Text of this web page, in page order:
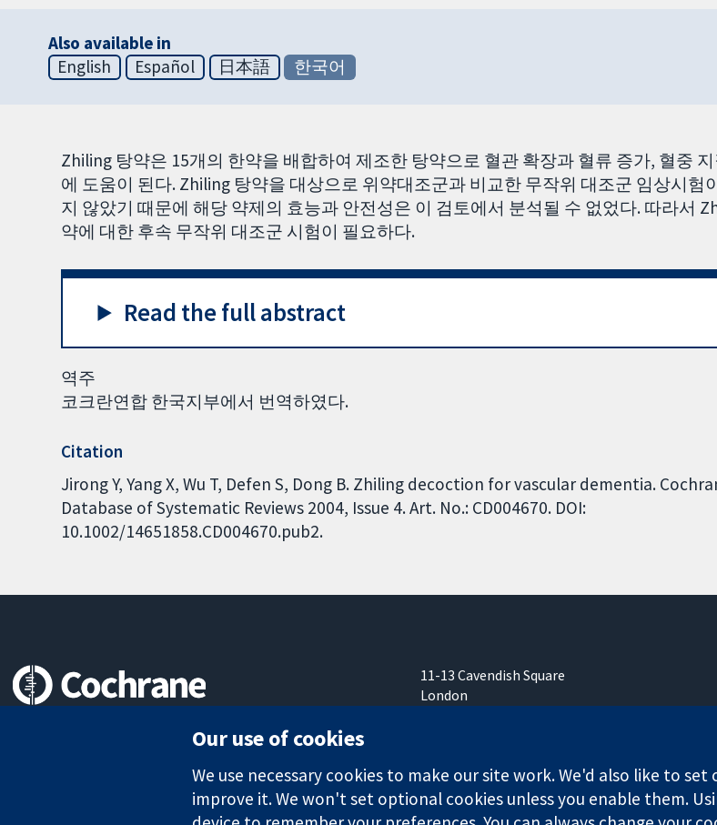
Also available in
English
Español 日本語 한국어
Zhiling 탕약은 15개의 한약을 배합하여 제조한 탕약으로 혈관 확장과 혈류 증가, 혈중
에 도움이 된다. Zhiling 탕약을 대상으로 위약대조군과 비교한 무작위 대조군 임상시험
지 않았기 때문에 해당 약제의 효능과 안전성은 이 검토에서 분석될 수 없었다. 따라서
약에 대한 후속 무작위 대조군 시험이 필요하다.
Read the full abstract
역주
코크란연합 한국지부에서 번역하였다.
Citation
Jirong Y, Yang X, Wu T, Defen S, Dong B. Zhiling decoction for vascular dementia.
Database of Systematic Reviews 2004, Issue 4. Art. No.: CD004670. DOI:
10.1002/14651858.CD004670.pub2.
11-13 Cavendish Square
London
Our use of cookies
We use necessary cookies to make our site work. We'd also like to
improve it. We won't set optional cookies unless you enable them.